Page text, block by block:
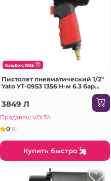
КэшБэк: 1925
Пистолет пневматический 1/2"
Yato YT-0953 1356 Н·м 6.3 бар
3849 Л
Продавец: VOLTA
0(0)
Купить быстро